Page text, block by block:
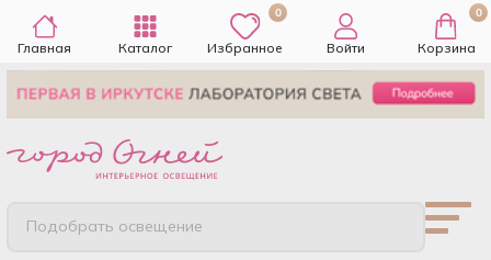
Главная Каталог
0
Избранное Войти
0
Корзина
Подобрать освещение